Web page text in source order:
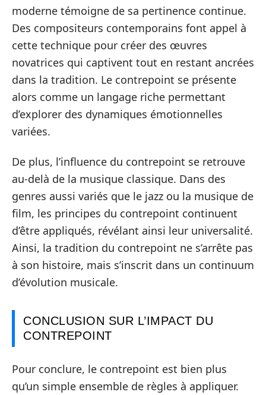
moderne témoigne de sa pertinence continue.
Des compositeurs contemporains font appel à
cette technique pour créer des œuvres
novatrices qui captivent tout en restant ancrées
dans la tradition. Le contrepoint se présente
alors comme un langage riche permettant
d’explorer des dynamiques émotionnelles
variées.
De plus, l’influence du contrepoint se retrouve
au-delà de la musique classique. Dans des
genres aussi variés que le jazz ou la musique de
film, les principes du contrepoint continuent
d’être appliqués, révélant ainsi leur universalité.
Ainsi, la tradition du contrepoint ne s’arrête pas
à son histoire, mais s’inscrit dans un continuum
d’évolution musicale.
CONCLUSION SUR L’IMPACT DU
CONTREPOINT
Pour conclure, le contrepoint est bien plus
qu’un simple ensemble de règles à appliquer.